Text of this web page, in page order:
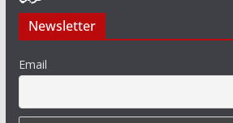
Newsletter
Email